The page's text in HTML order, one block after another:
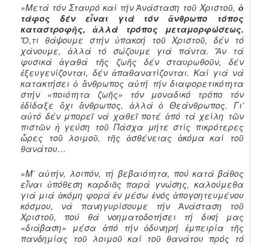
»Μετά τόν Σταυρό καί τήν Ἀνάσταση τοῦ Χριστοῦ, ὁ
τάφος δέν εἶναι γιά τόν ἄνθρωπο τόπος
καταστροφῆς, ἀλλά τρόπος μεταμορφώσεως.
Ὅ,τι θάψουμε στήν ὑπακοή τοῦ Χριστοῦ, δέν τό
χάνουμε, ἀλλά τό σώζουμε γιά πάντα. Ἄν τά
φυσικά ἀγαθά τῆς ζωῆς δέν σταυρωθοῦν, δέν
ἐξευγενίζονται, δέν ἀπαθανατίζονται. Καί γιά νά
κατακτήσει ὁ ἄνθρωπος αὐτή τήν διαφορετικότητα
στήν «ποιότητα ζωῆς» τόν μοναδικό τρόπο τόν
ἐδίδαξε ὄχι ἄνθρωπος, ἀλλά ὁ Θεάνθρωπος. Γι’
αὐτό δέν μπορεῖ νά χαθεῖ ποτέ ἀπό τά χείλη τῶν
πιστῶν ἡ γεύση τοῦ Πάσχα μήτε στίς πικρότερες
ὧρες τοῦ λοιμοῦ, τῆς ἀσθένειας ἀκόμα καί τοῦ
θανάτου…
»Μ’ αὐτήν, λοιπόν, τή βεβαιότητα, πού κατά βάθος
εἶναι ὑπόθεση καρδιᾶς παρά γνώσης, καλούμεθα
γιά μιά ἀκόμη φορά ἐν μέσω ἑνός ἀπογοητευμένου
κόσμου, νά πανηγυρίσουμε τήν Ἀνάσταση τοῦ
Χριστοῦ, πού θά νοηματοδοτήσει τή δική μας
«διάβαση» μέσα ἀπό τήν ὀδυνηρή ἐμπειρία τῆς
πανδημίας τοῦ λοιμοῦ καί τοῦ θανάτου πρός τό